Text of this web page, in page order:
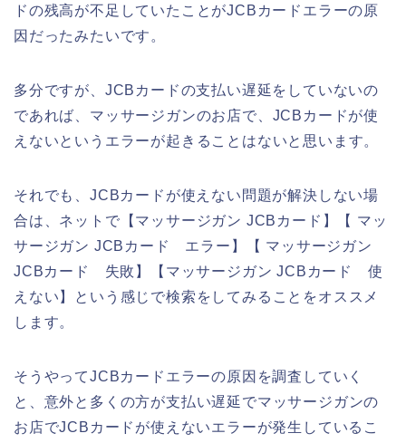
ドの残高が不足していたことがJCBカードエラーの原
因だったみたいです。
多分ですが、JCBカードの支払い遅延をしていないの
であれば、マッサージガンのお店で、JCBカードが使
えないというエラーが起きることはないと思います。
それでも、JCBカードが使えない問題が解決しない場
合は、ネットで【マッサージガン JCBカード】【 マッ
サージガン JCBカード エラー】【 マッサージガン
JCBカード 失敗】【マッサージガン JCBカード 使
えない】という感じで検索をしてみることをオススメ
します。
そうやってJCBカードエラーの原因を調査していく
と、意外と多くの方が支払い遅延でマッサージガンの
お店でJCBカードが使えないエラーが発生しているこ